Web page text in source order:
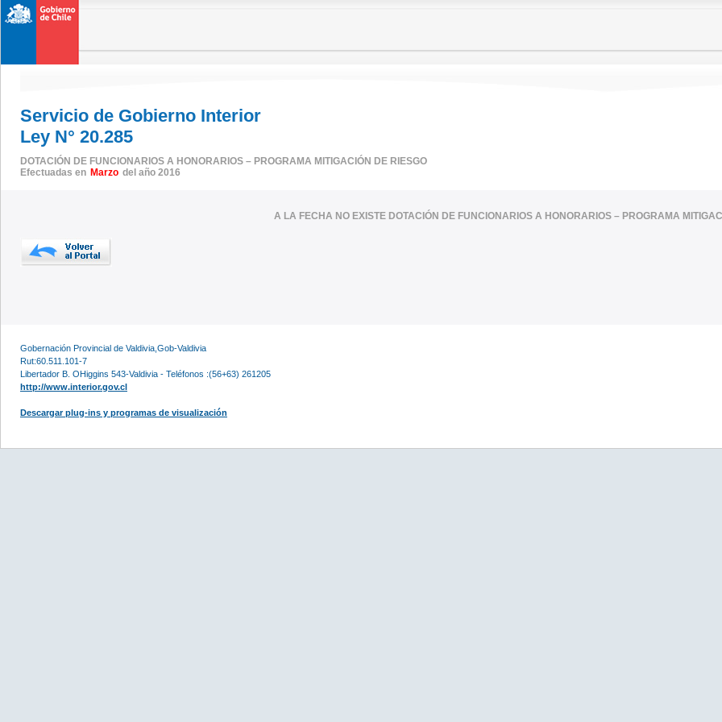
Servicio de Gobierno Interior
Ley N° 20.285
DOTACIÓN DE FUNCIONARIOS A HONORARIOS – PROGRAMA MITIGACIÓN DE RIESGO
Efectuadas en Marzo del año 2016
A LA FECHA NO EXISTE DOTACIÓN DE FUNCIONARIOS A HONORARIOS – PROGRAMA
Gobernación Provincial de Valdivia,Gob-Valdivia
Rut:60.511.101-7
Libertador B. OHiggins 543-Valdivia - Teléfonos :(56+63) 261205
http://www.interior.gov.cl
Descargar plug-ins y programas de visualización